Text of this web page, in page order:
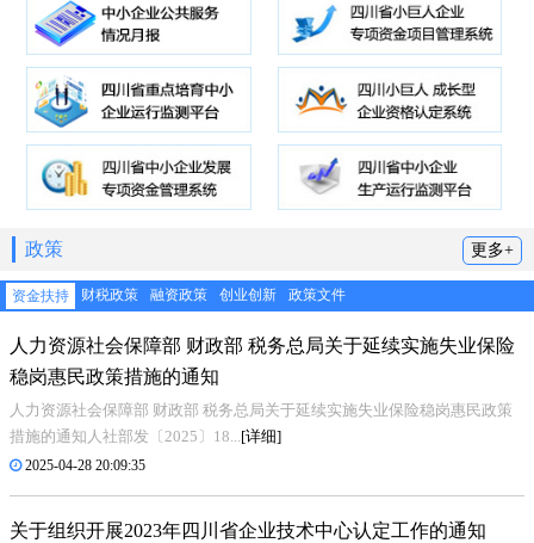
政策 更多+
资金扶持 财税政策 融资政策 创业创新 政策文件
人力资源社会保障部 财政部 税务总局关于延续实施失业保险
稳岗惠民政策措施的通知
人力资源社会保障部 财政部 税务总局关于延续实施失业保险稳岗惠民政策
措施的通知人社部发〔2025〕18... [详细]
2025-04-28 20:09:35
关于组织开展2023年四川省企业技术中心认定工作的通知